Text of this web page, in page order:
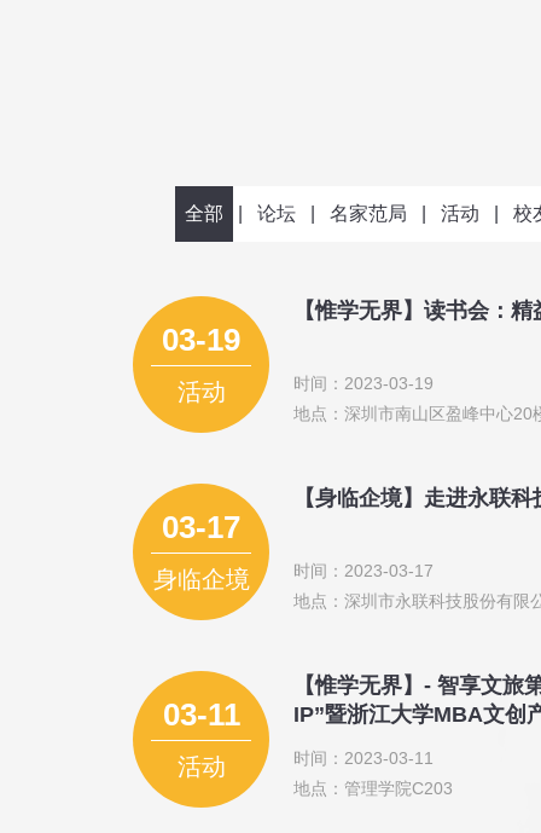
全部 论坛 名家范局 活动 校
03-19
活动
【惟学无界】读书会：
时间：2023-03-19
地点：深圳市南山区盈峰中心20
03-17
身临企境
【身临企境】走进永联
时间：2023-03-17
地点：深圳市永联科技股份有限
03-11
活动
【惟学无界】- 智享文旅
IP”暨浙江大学MBA文创
时间：2023-03-11
地点：管理学院C203